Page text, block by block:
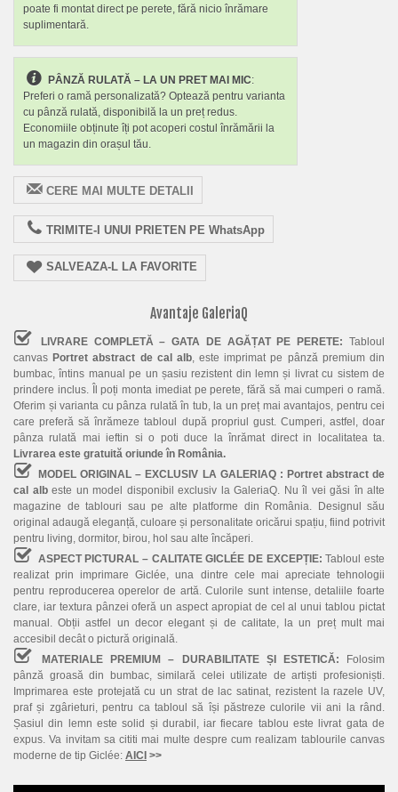
poate fi montat direct pe perete, fără nicio înrămare
suplimentară.
PÂNZĂ RULATĂ – LA UN PRET MAI MIC:
Preferi o ramă personalizată? Optează pentru varianta
cu pânză rulată, disponibilă la un preț redus.
Economiile obținute îți pot acoperi costul înrămării la
un magazin din orașul tău.
CERE MAI MULTE DETALII
TRIMITE-I UNUI PRIETEN PE WhatsApp
SALVEAZA-L LA FAVORITE
Avantaje GaleriaQ
LIVRARE COMPLETĂ – GATA DE AGĂȚAT PE PERETE:Tabloul
canvasPortret abstract de cal alb, este imprimat pe pânză premium din
bumbac, întins manual pe un șasiu rezistent din lemn și livrat cu sistem de
prindere inclus. Îl poți monta imediat pe perete, fără să mai cumperi o ramă.
Oferim și varianta cu pânza rulată în tub, la un preț mai avantajos, pentru cei
care preferă să înrămeze tabloul după propriul gust. Cumperi, astfel, doar
pânza rulată mai ieftin si o poti duce la înrămat direct in localitatea ta.
Livrarea este gratuită oriunde în România.
MODEL ORIGINAL – EXCLUSIV LA GALERIAQ : Portret abstract de
cal albeste un model disponibil exclusiv la GaleriaQ. Nu îl vei găsi în alte
magazine de tablouri sau pe alte platforme din România. Designul său
original adaugă eleganță, culoare și personalitate oricărui spațiu, fiind potrivit
pentru living, dormitor, birou, hol sau alte încăperi.
ASPECT PICTURAL – CALITATE GICLÉE DE EXCEPȚIE: Tabloul este
realizat prin imprimare Giclée, una dintre cele mai apreciate tehnologii
pentru reproducerea operelor de artă. Culorile sunt intense, detaliile foarte
clare, iar textura pânzei oferă un aspect apropiat de cel al unui tablou pictat
manual. Obții astfel un decor elegant și de calitate, la un preț mult mai
accesibil decât o pictură originală.
MATERIALE PREMIUM – DURABILITATE ȘI ESTETICĂ: Folosim
pânză groasă din bumbac, similară celei utilizate de artiști profesioniști.
Imprimarea este protejată cu un strat de lac satinat, rezistent la razele UV,
praf și zgârieturi, pentru ca tabloul să își păstreze culorile vii ani la rând.
Șasiul din lemn este solid și durabil, iar fiecare tablou este livrat gata de
expus. Va invitam sa cititi mai multe despre cum realizam tablourile canvas
moderne de tip Giclée: AICI >>